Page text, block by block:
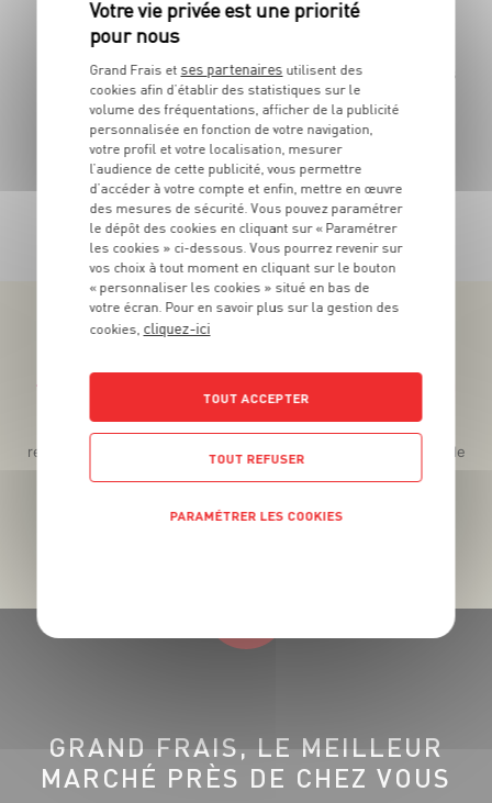
59
Le pot de 300g - Soit 8€63 le Kg
Les
TOUTES NOS PROMOTIONS
Téléchargez l’App pour profiter d’offres exclusives !
Des promos exclusives, des récompenses généreuses, des
recettes gourmandes, des jeux inédits... le tout dans une seule
GRAND FRAIS, LE MEILLEUR
MARCHÉ PRÈS DE CHEZ VOUS
Grand Frais et ses partenaires utilisent des
cookies afin d’établir des statistiques sur le
volume des fréquentations, afficher de la publicité
personnalisée en fonction de votre navigation,
votre profil et votre localisation, mesurer
l’audience de cette publicité, vous permettre
d’accéder à votre compte et enfin, mettre en œuvre
des mesures de sécurité. Vous pouvez paramétrer
le dépôt des cookies en cliquant sur « Paramétrer
les cookies » ci-dessous. Vous pourrez revenir sur
vos choix à tout moment en cliquant sur le bouton
« personnaliser les cookies » situé en bas de
votre écran. Pour en savoir plus sur la gestion des
cookies, cliquez-ici
TOUT ACCEPTER
TOUT REFUSER
PARAMÉTRER LES COOKIES